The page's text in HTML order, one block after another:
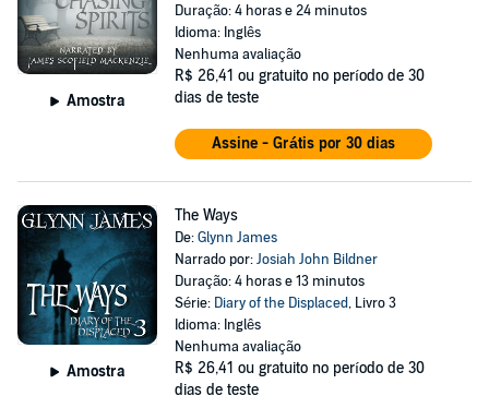
Amostra
Duração: 4 horas e 24 minutos
Idioma: Inglês
Nenhuma avaliação
R$ 26,41 ou gratuito no período de 30
dias de teste
Assine - Grátis por 30 dias
Amostra
The Ways
De:Glynn James
Narrado por:Josiah John Bildner
Duração: 4 horas e 13 minutos
Série: Diary of the Displaced, Livro 3
Idioma: Inglês
Nenhuma avaliação
R$ 26,41 ou gratuito no período de 30
dias de teste